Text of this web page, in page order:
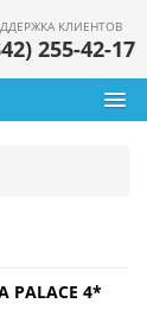
КЛИЕНТОВ
255-42-17
PALACE 4*